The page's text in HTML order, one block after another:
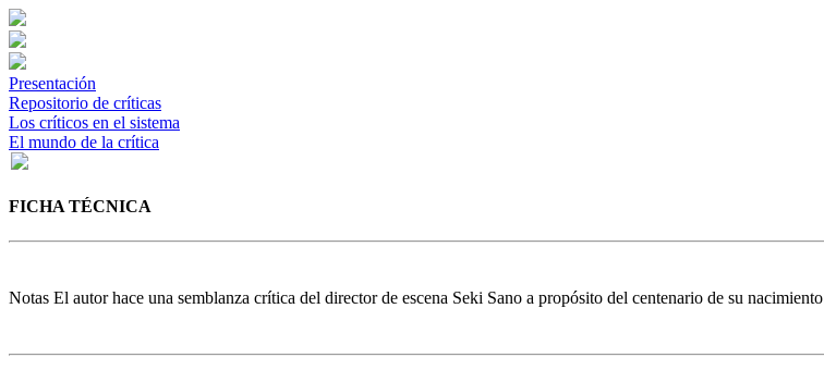
Presentación
Repositorio de críticas
Los críticos en el sistema
El mundo de la crítica
FICHA TÉCNICA
Notas El autor hace una semblanza crítica del director de escena Seki Sano a propósito del centenario de su nacimiento